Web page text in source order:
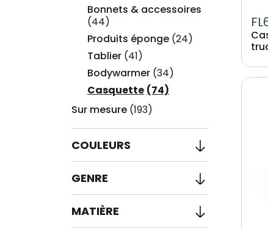
Image
Bonnets & accessoires
(44)
Produits éponge (24)
Tablier (41)
Bodywarmer (34)
Casquette (74)
Sur mesure (193)
COULEURS
GENRE
MATIÈRE